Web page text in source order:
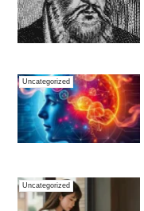
Uncategorized
Uncategorized